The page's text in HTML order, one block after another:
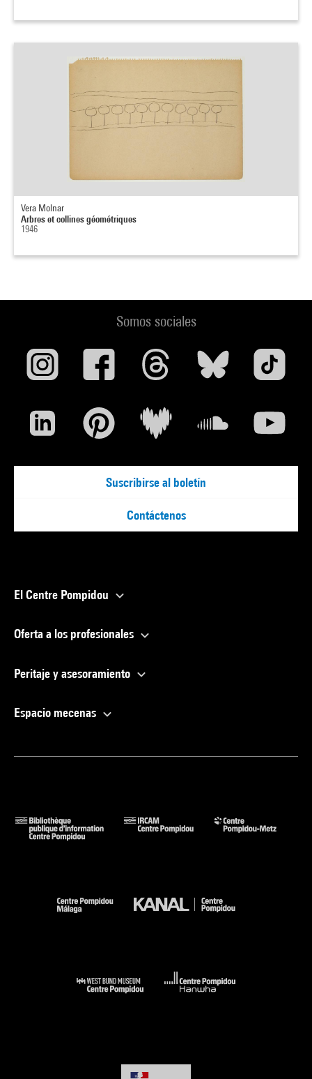
Vera Molnar
Arbres et collines géométriques
1946
Somos sociales
Suscribirse al boletín
Contáctenos
El Centre Pompidou
Oferta a los profesionales
Peritaje y asesoramiento
Espacio mecenas